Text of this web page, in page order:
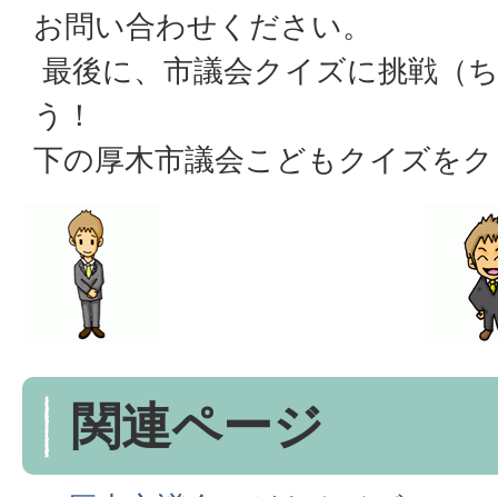
お問い合わせください。
最後に、市議会クイズに挑戦（
う！
下の厚木市議会こどもクイズを
関連ページ